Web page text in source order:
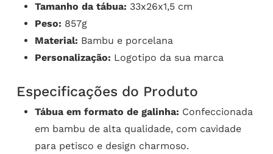
Tamanho da tábua: 33x26x1,5 cm
Peso: 857g
Material: Bambu e porcelana
Personalização: Logotipo da sua marca
Especificações do Produto
Tábua em formato de galinha: Confeccionada
em bambu de alta qualidade, com cavidade
para petisco e design charmoso.